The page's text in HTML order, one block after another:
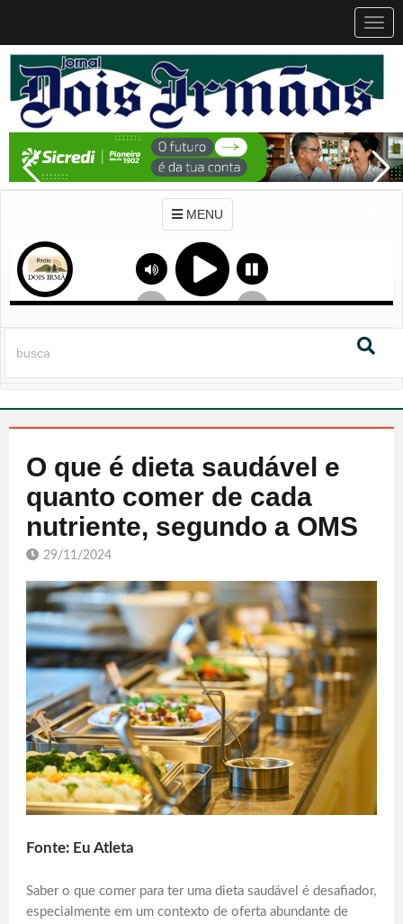
MENU
O que é dieta saudável e
quanto comer de cada
nutriente, segundo a OMS
29/11/2024
Fonte: Eu Atleta
Saber o que comer para ter uma dieta saudável é desafiador,
especialmente em um contexto de oferta abundante de